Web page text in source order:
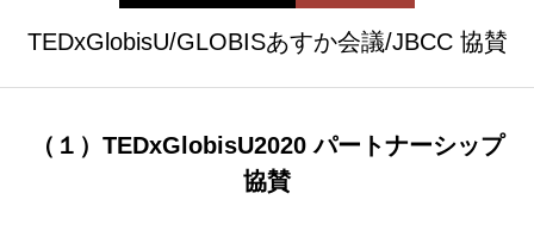
TEDxGlobisU/GLOBISあすか会議/JBCC 協賛
（１）TEDxGlobisU2020 パートナーシップ
協賛